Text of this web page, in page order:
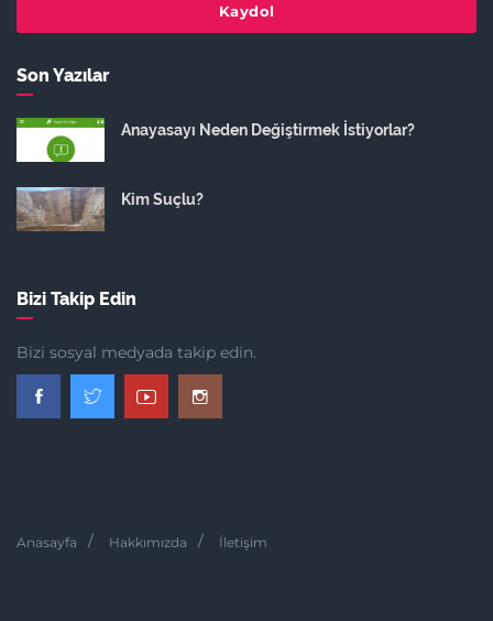
Kaydol
Son Yazılar
Anayasayı Neden Değiştirmek İstiyorlar?
Kim Suçlu?
Bizi Takip Edin
Bizi sosyal medyada takip edin.
Anasayfa Hakkımızda İletişim